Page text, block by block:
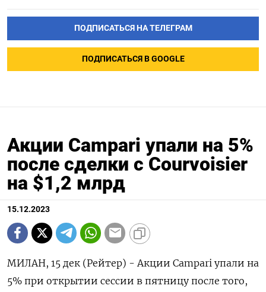
ПОДПИСАТЬСЯ НА ТЕЛЕГРАМ
ПОДПИСАТЬСЯ В GOOGLE
Акции Campari упали на 5%
после сделки с Courvoisier
на $1,2 млрд
15.12.2023
МИЛАН, 15 дек (Рейтер) - Акции Campari упали на
5% при открытии сессии в пятницу после того,